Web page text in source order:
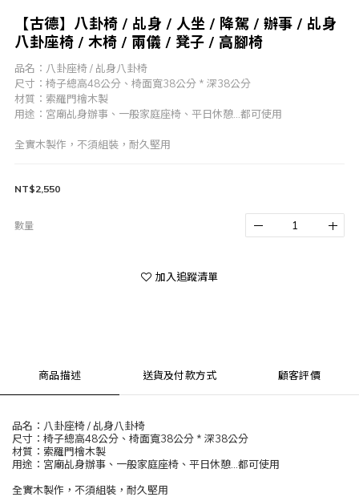
【古德】八卦椅 / 乩身 / 人坐 / 降駕 / 辦事 / 乩身
八卦座椅 / 木椅 / 兩儀 / 凳子 / 高腳椅
品名：八卦座椅 / 乩身八卦椅
尺寸：椅子總高48公分、椅面寬38公分 * 深38公分
材質：索羅門檜木製
用途：宮廟乩身辦事、一般家庭座椅、平日休憩...都可使用
全實木製作，不須組裝，耐久堅用
NT$2,550
數量
加入追蹤清單
商品描述 送貨及付款方式 顧客評價
品名：八卦座椅 / 乩身八卦椅
尺寸：椅子總高48公分、椅面寬38公分 * 深38公分
材質：索羅門檜木製
用途：宮廟乩身辦事、一般家庭座椅、平日休憩...都可使用
全實木製作，不須組裝，耐久堅用